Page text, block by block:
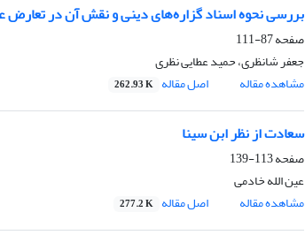
بررسی نحوه اسناد گزاره‌های دینی و نقش آن در تعارض
صفحه87-111
جعفر شانظری، حمید عطایی نظری
مشاهده مقاله
اصل مقاله 262.93 K
سعادت از نظر ابن سینا
صفحه113-139
عین الله خادمی
مشاهده مقاله
اصل مقاله 277.2 K